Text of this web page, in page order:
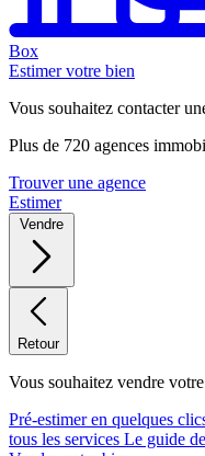
Box
Estimer votre bien
Vous souhaitez contacter
Plus de 720 agences
Trouver une agence
Estimer
Vendre
Retour
Vous souhaitez vendre
Pré-estimer en quelques
tous les services Le guide